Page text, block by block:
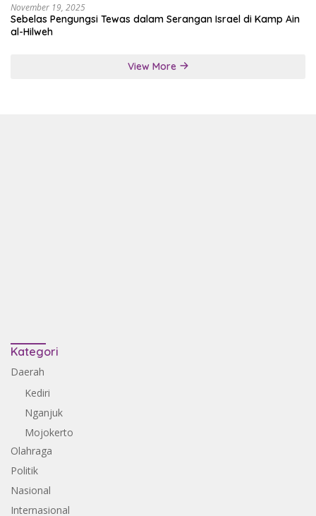
November 19, 2025
Sebelas Pengungsi Tewas dalam Serangan Israel di Kamp Ain
al-Hilweh
View More
Kategori
Daerah
Kediri
Nganjuk
Mojokerto
Olahraga
Politik
Nasional
Internasional